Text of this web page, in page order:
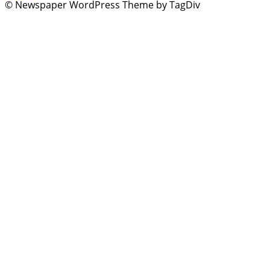
© Newspaper WordPress Theme by TagDiv